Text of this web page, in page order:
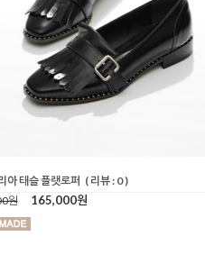
아 태슬 플랫로퍼 ( 리뷰 : 0 )
원
165,000원